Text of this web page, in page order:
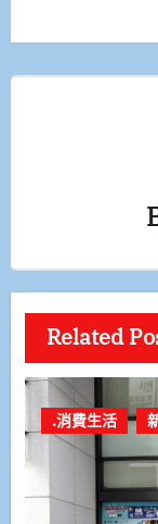
覽
Related
.消費生活